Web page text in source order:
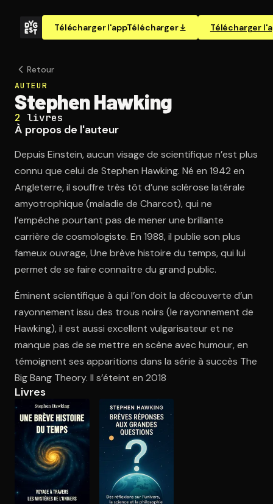
Télécharger l'appTélécharger Télécharger
Ouvre l'app Appareil photo, pointe sur le code. C'est gratuit à
Retour
AUTEUR
Stephen Hawking
2 livres
À propos de l'auteur
Depuis Einstein, aucun visage de scientifique n’est plus
connu que celui de Stephen Hawking. Né en 1942 en
Angleterre, il souffre très tôt d’une sclérose latérale
amyotrophique (maladie de Charcot), qui ne
l’empêche pourtant pas de mener une brillante
carrière de cosmologiste. En 1988, il publie son plus
fameux ouvrage, Une brève histoire du temps, qui lui
permet de se faire connaître du grand public.
Éminent scientifique à qui l’on doit la découverte d’un
rayonnement issu des trous noirs (le rayonnement de
Hawking), il est aussi excellent vulgarisateur et ne
manque pas de se mettre en scène avec humour, en
témoignent ses apparitions dans la série à succès The
Big Bang Theory. Il s’éteint en 2018
Livres